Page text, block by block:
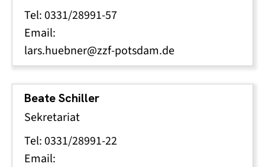
Tel: 0331/28991-57
Email:
lars.huebner@zzf-potsdam.de
Beate Schiller
Sekretariat
Tel: 0331/28991-22
Email: